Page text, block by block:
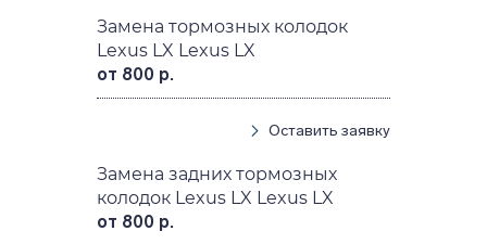
Замена тормозных колодок
Lexus LX Lexus LX
от 800 р.
Оставить заявку
Замена задних тормозных
колодок Lexus LX Lexus LX
от 800 р.